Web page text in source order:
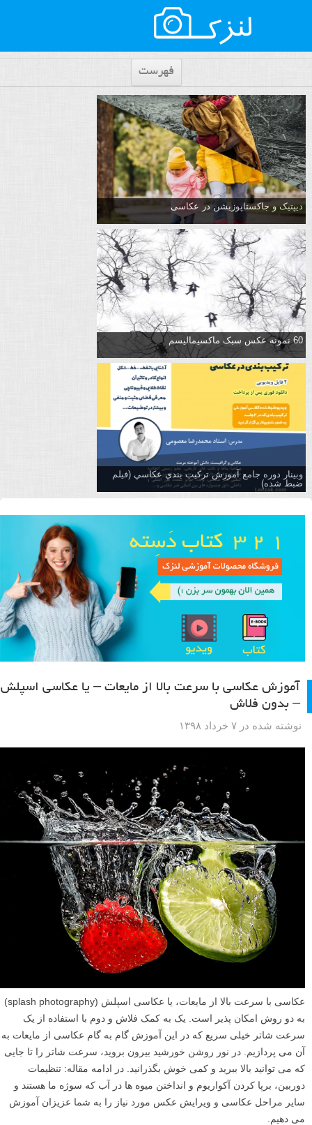
فهرست
دیپتیک و جاکستا‌پوزیشن در عکاسی
60 نمونه عکس سبک ماکسیمالیسم
وبینار دوره جامع آموزش تركيب بندي عكاسي (فیلم
ضبط شده)
آموزش عکاسی با سرعت بالا از مایعات – یا عکاسی اسپلش
– بدون فلاش
نوشته شده در ۷ خرداد ۱۳۹۸
عکاسی با سرعت بالا از مایعات، یا عکاسی اسپلش (splash photography)
به دو روش امکان پذیر است. یک به کمک فلاش و دوم با استفاده از یک
سرعت شاتر خیلی سریع که در این آموزش گام به گام عکاسی از مایعات به
آن می پردازیم. در نور روشن خورشید بیرون بروید، سرعت شاتر را تا جایی
که می توانید بالا ببرید و کمی خوش بگذرانید. در ادامه مقاله: تنظیمات
دوربین، برپا کردن آکواریوم و انداختن میوه ها در آب که سوژه ما هستند و
سایر مراحل عکاسی و ویرایش عکس مورد نیاز را به شما عزیزان آموزش
می دهیم.